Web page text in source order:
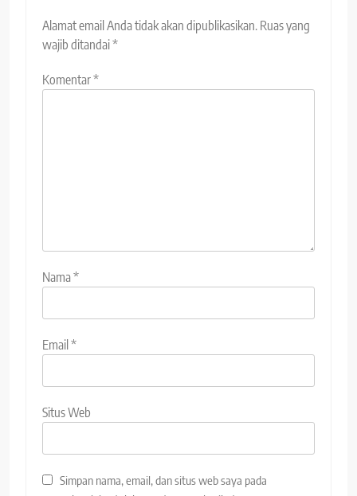
Alamat email Anda tidak akan dipublikasikan. Ruas yang
wajib ditandai*
Komentar*
Nama*
Email *
Situs Web
Simpan nama, email, dan situs web saya pada